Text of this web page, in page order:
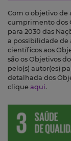
Com o objetivo de
cumprimento dos
para 2030 das
a possibilidade de
científicos aos
são os Objetivos
pelo(s) autor(es)
detalhada dos
clique aqui.